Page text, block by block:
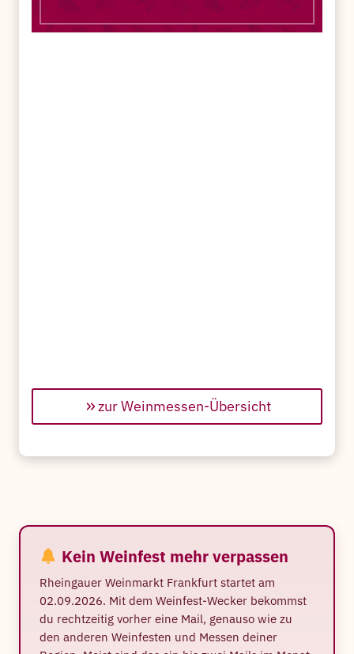
zur Weinmessen-Übersicht
Kein Weinfest mehr verpassen
Rheingauer Weinmarkt Frankfurt startet am
02.09.2026. Mit dem Weinfest-Wecker bekommst
du rechtzeitig vorher eine Mail, genauso wie zu
den anderen Weinfesten und Messen deiner